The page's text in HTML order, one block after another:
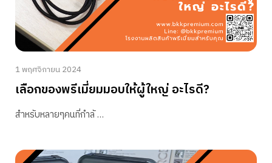
1 พฤศจิกายน 2024
เลือกของพรีเมี่ยมมอบให้ผู้ใหญ่ อะไรดี?
สำหรับหลายๆคนที่กำลั …